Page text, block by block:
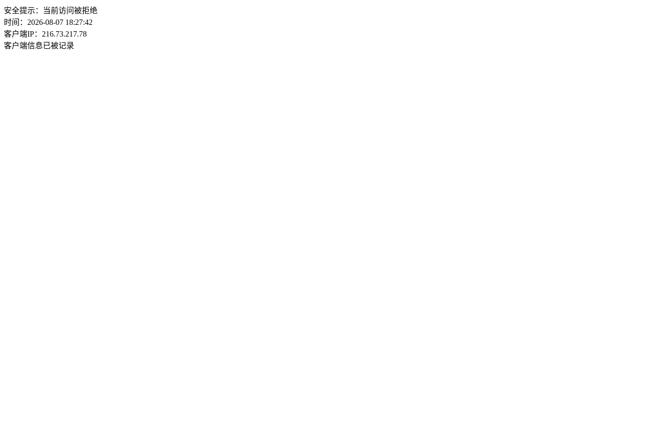
安全提示：当前访问被拒绝
时间：2026-08-07 18:27:42
客户端IP：216.73.217.78
客户端信息已被记录